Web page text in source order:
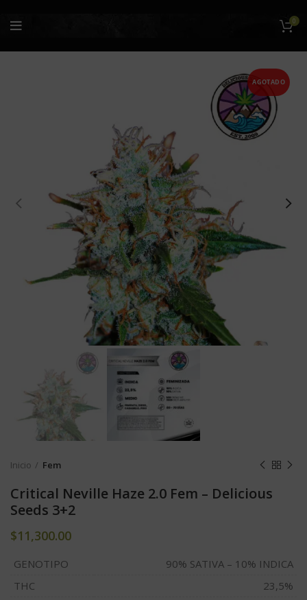
0
AGOTADO
Inicio Fem
Critical Neville Haze 2.0 Fem – Delicious
Seeds 3+2
$11,300.00
GENOTIPO
90% SATIVA – 10% INDICA
THC
23,5%